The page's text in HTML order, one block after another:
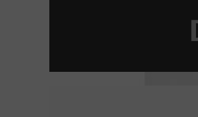
ESTÁN